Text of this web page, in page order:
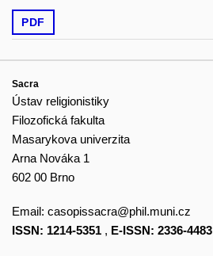
PDF
Sacra
Ústav religionistiky
Filozofická fakulta
Masarykova univerzita
Arna Nováka 1
602 00 Brno
Email: casopissacra@phil.muni.cz
ISSN: 1214-5351 , E-ISSN: 2336-4483